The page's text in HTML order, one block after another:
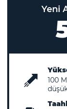
Yeni
100